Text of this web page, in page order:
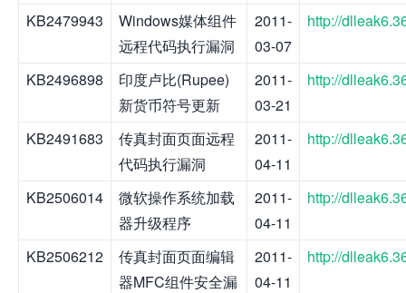
KB2479943
Windows媒体组件
远程代码执行漏洞
2011-
03-07
http://
KB2496898
印度卢比(Rupee)
新货币符号更新
2011-
03-21
http://
KB2491683
传真封面页面远程
代码执行漏洞
2011-
04-11
http://
KB2506014
微软操作系统加载
器升级程序
2011-
04-11
http://
KB2506212
传真封面页面编辑
器MFC组件安全漏
2011-
04-11
http://